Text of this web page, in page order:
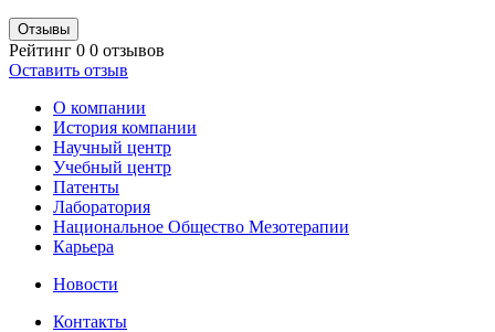
Отзывы
Рейтинг 0 0 отзывов
Оставить отзыв
О компании
История компании
Научный центр
Учебный центр
Патенты
Лаборатория
Национальное Общество Мезотерапии
Карьера
Новости
Контакты